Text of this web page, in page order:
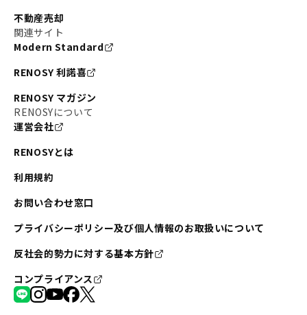
不動産売却
関連サイト
Modern Standard
RENOSY 利諾喜
RENOSY マガジン
RENOSYについて
運営会社
RENOSYとは
利用規約
お問い合わせ窓口
プライバシーポリシー及び個人情報のお取扱いについて
反社会的勢力に対する基本方針
コンプライアンス